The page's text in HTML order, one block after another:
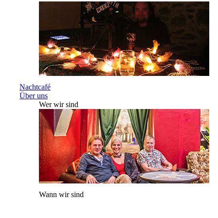
Nachtcafé
Über uns
Wer wir sind
Wann wir sind